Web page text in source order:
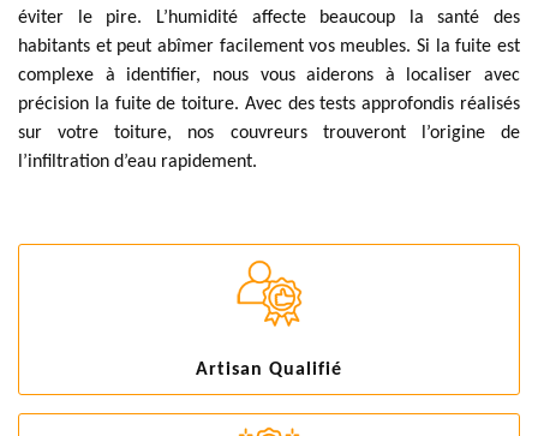
éviter le pire. L’humidité affecte beaucoup la santé des
habitants et peut abîmer facilement vos meubles. Si la fuite est
complexe à identifier, nous vous aiderons à localiser avec
précision la fuite de toiture. Avec des tests approfondis réalisés
sur votre toiture, nos couvreurs trouveront l’origine de
l’infiltration d’eau rapidement.
Artisan Qualifié